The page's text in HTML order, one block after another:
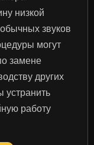
низкой
звуков
могут
замене
других
устранить
работу